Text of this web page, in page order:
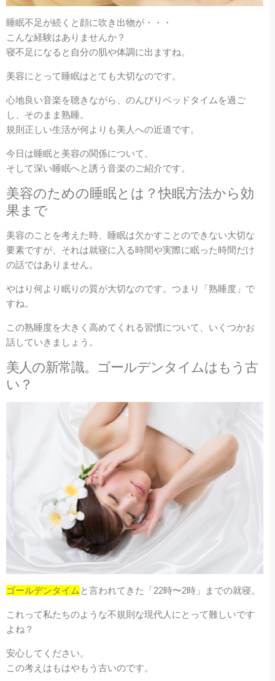
睡眠不足が続くと顔に吹き出物が・・・
こんな経験はありませんか？
寝不足になると自分の肌や体調に出ますね。
美容にとって睡眠はとても大切なのです。
心地良い音楽を聴きながら、のんびりベッドタイムを過ご
し、そのまま熟睡。
規則正しい生活が何よりも美人への近道です。
今日は睡眠と美容の関係について。
そして深い睡眠へと誘う音楽のご紹介です。
美容のための睡眠とは？快眠方法から効
果まで
美容のことを考えた時、睡眠は欠かすことのできない大切な
要素ですが、それは就寝に入る時間や実際に眠った時間だけ
の話ではありません。
やはり何より眠りの質が大切なのです。 つまり「熟睡度」で
すね。
この熟睡度を大きく高めてくれる習慣について、いくつかお
話していきましょう。
美人の新常識。ゴールデンタイムはもう古
い？
ゴールデンタイム と言われてきた「22時〜2時」までの就寝。
これって私たちのような不規則な現代人にとって難しいです
よね？
安心してください。
この考えはもはやもう古いのです。